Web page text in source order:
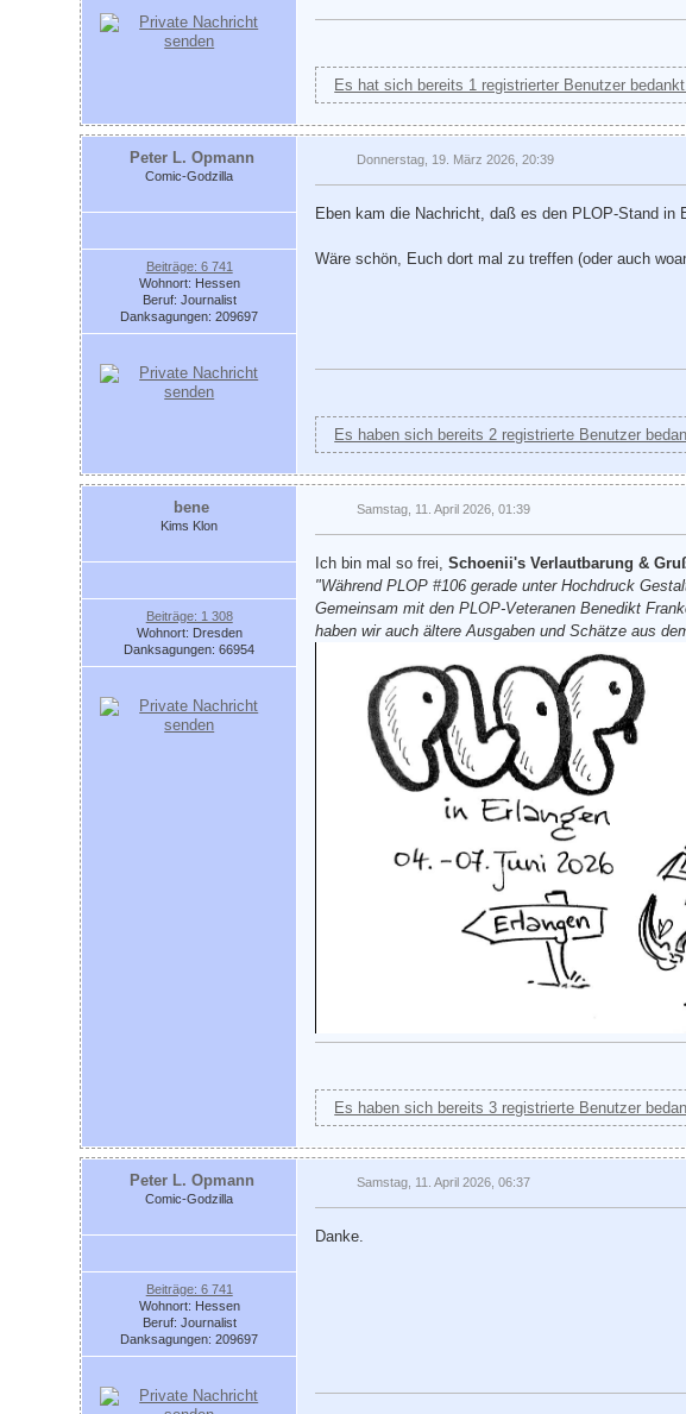
Es hat sich bereits 1 registrierter Benutzer bedankt.
Peter L. Opmann
Comic-Godzilla
Beiträge: 6 741
Wohnort: Hessen
Beruf: Journalist
Danksagungen: 209697
Donnerstag, 19. März 2026, 20:39
Eben kam die Nachricht, daß es den PLOP-Stand in
Wäre schön, Euch dort mal zu treffen (oder auch
Es haben sich bereits 2 registrierte Benutzer
bene
Kims Klon
Beiträge: 1 308
Wohnort: Dresden
Danksagungen: 66954
Samstag, 11. April 2026, 01:39
Ich bin mal so frei,Schoenii's Verlautbarung &
"Während PLOP #106 gerade unter Hochdruck
Gemeinsam mit den PLOP-Veteranen Benedikt
haben wir auch ältere Ausgaben und Schätze aus
Es haben sich bereits 3 registrierte Benutzer
Peter L. Opmann
Comic-Godzilla
Beiträge: 6 741
Wohnort: Hessen
Beruf: Journalist
Danksagungen: 209697
Samstag, 11. April 2026, 06:37
Danke.